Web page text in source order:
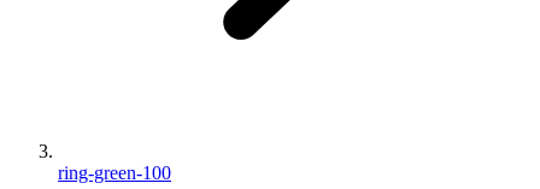
ring-green-100